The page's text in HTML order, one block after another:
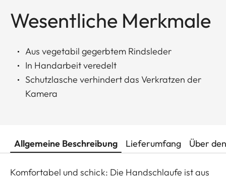
Wesentliche Merkmale
Aus vegetabil gegerbtem Rindsleder
In Handarbeit veredelt
Schutzlasche verhindert das Verkratzen der
Kamera
Allgemeine Beschreibung Lieferumfang Über
Komfortabel und schick: Die Handschlaufe ist aus